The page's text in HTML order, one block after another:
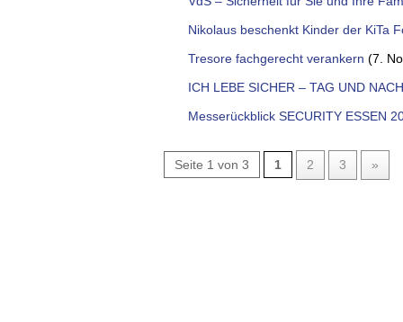
Nikolaus beschenkt Kinder der KiTa
Tresore fachgerecht verankern (7.
ICH LEBE SICHER – TAG UND
Messerückblick SECURITY ESSEN
Seite 1 von 3 1 2 3 »